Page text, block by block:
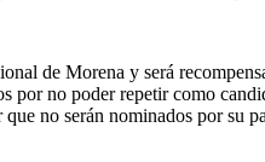
de Morena y será
por no poder repetir como
no serán nominados por